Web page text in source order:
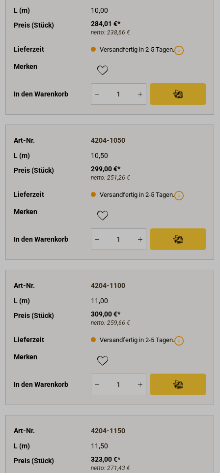
L (m)
10,00
Preis (Stück)
284,01 €*
netto: 238,66 €
Lieferzeit Versandfertig in 2-5 Tagen.
Merken
In den Warenkorb
Art-Nr.
4204-1050
L (m)
10,50
Preis (Stück)
299,00 €*
netto: 251,26 €
Lieferzeit Versandfertig in 2-5 Tagen.
Merken
In den Warenkorb
Art-Nr.
4204-1100
L (m)
11,00
Preis (Stück)
309,00 €*
netto: 259,66 €
Lieferzeit Versandfertig in 2-5 Tagen.
Merken
In den Warenkorb
Art-Nr.
4204-1150
L (m)
11,50
Preis (Stück)
323,00 €*
netto: 271,43 €